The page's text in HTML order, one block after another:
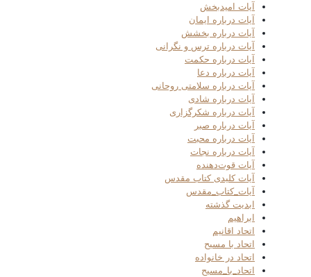
آیات امیدبخش
آیات درباره ایمان
آیات درباره بخشش
آیات درباره ترس و نگرانی
آیات درباره حکمت
آیات درباره دعا
آیات درباره سلامتی روحانی
آیات درباره شادی
آیات درباره شکرگزاری
آیات درباره صبر
آیات درباره محبت
آیات درباره نجات
آیات قوت‌دهنده
آیات کلیدی کتاب مقدس
آیات_کتاب_مقدس
ابدیت گذشته
ابراهیم
اتحاد اقانیم
اتحاد با مسیح
اتحاد در خانواده
اتحاد_با_مسیح